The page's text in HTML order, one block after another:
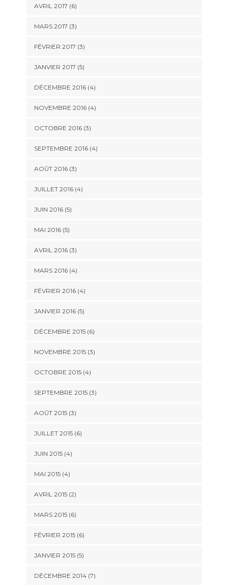
AVRIL 2017 (6)
MARS 2017 (3)
FÉVRIER 2017 (3)
JANVIER 2017 (5)
DÉCEMBRE 2016(4)
NOVEMBRE 2016(4)
OCTOBRE 2016(3)
SEPTEMBRE 2016(4)
AOÛT 2016(3)
JUILLET 2016(4)
JUIN 2016(5)
MAI 2016(5)
AVRIL 2016(3)
MARS 2016(4)
FÉVRIER 2016(4)
JANVIER 2016(5)
DÉCEMBRE 2015(6)
NOVEMBRE 2015(3)
OCTOBRE 2015(4)
SEPTEMBRE 2015(3)
AOÛT 2015(3)
JUILLET 2015(6)
JUIN 2015(4)
MAI 2015(4)
AVRIL 2015(2)
MARS 2015(6)
FÉVRIER 2015(6)
JANVIER 2015(5)
DÉCEMBRE 2014(7)